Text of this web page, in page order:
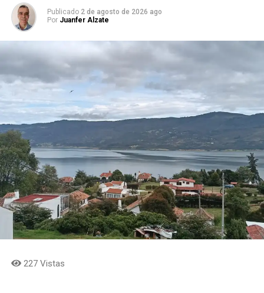
Publicado 2 de agosto de 2026 ago
Por Juanfer Alzate
227 Vistas